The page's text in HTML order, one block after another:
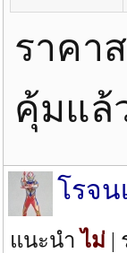
ราคา
คุ้มแล้
โรจน
แนะนำไม่ |